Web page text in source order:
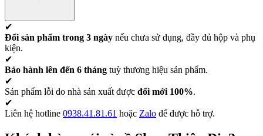
✔
Đổi sản phẩm trong 3 ngày nếu chưa sử dụng, đầy đủ hộp và phụ
kiện.
✔
Bảo hành lên đến 6 tháng tuỳ thương hiệu sản phẩm.
✔
Sản phẩm lỗi do nhà sản xuất được đổi mới 100%.
✔
Liên hệ hotline 0938.41.81.61 hoặc Zalo để được hỗ trợ.